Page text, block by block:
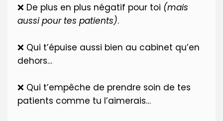
❌ De plus en plus négatif pour toi (mais
aussi pour tes patients).
❌ Qui t’épuise aussi bien au cabinet qu’en
dehors…
❌ Qui t’empêche de prendre soin de tes
patients comme tu l’aimerais…